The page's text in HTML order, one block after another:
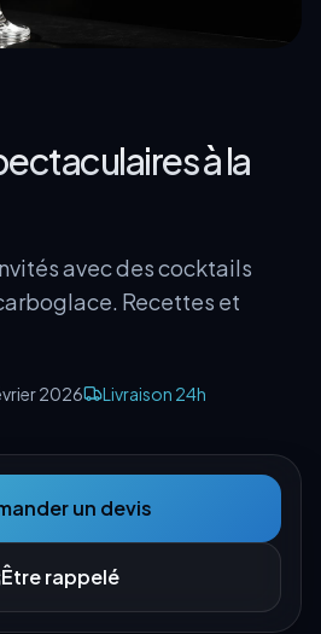
à la
avec des cocktails
Recettes et
2026 Livraison 24h
un devis
Être rappelé